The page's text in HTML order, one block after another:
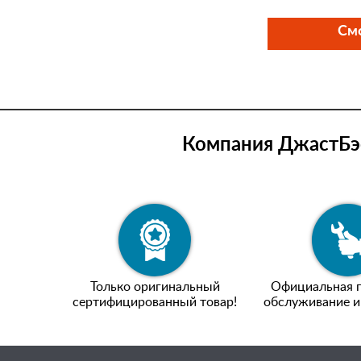
Компания
Только оригинальный
сертифицированный товар!
Официальная
обслуживание